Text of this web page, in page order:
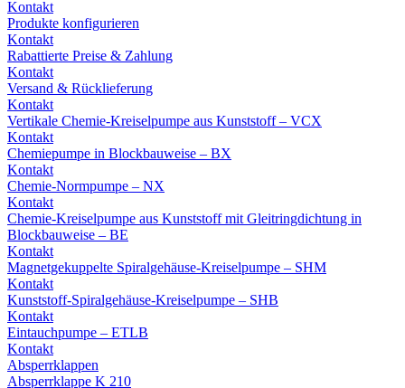
Kontakt
Produkte konfigurieren
Kontakt
Rabattierte Preise & Zahlung
Kontakt
Versand & Rücklieferung
Kontakt
Vertikale Chemie-Kreiselpumpe aus Kunststoff – VCX
Kontakt
Chemiepumpe in Blockbauweise – BX
Kontakt
Chemie-Normpumpe – NX
Kontakt
Chemie-Kreiselpumpe aus Kunststoff mit Gleitringdichtung in
Blockbauweise – BE
Kontakt
Magnetgekuppelte Spiralgehäuse-Kreiselpumpe – SHM
Kontakt
Kunststoff-Spiralgehäuse-Kreiselpumpe – SHB
Kontakt
Eintauchpumpe – ETLB
Kontakt
Absperrklappen
Absperrklappe K 210